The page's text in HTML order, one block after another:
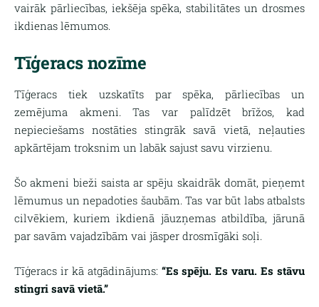
vairāk pārliecības, iekšēja spēka, stabilitātes un drosmes
ikdienas lēmumos.
Tīģeracs nozīme
Tīģeracs tiek uzskatīts par spēka, pārliecības un
zemējuma akmeni. Tas var palīdzēt brīžos, kad
nepieciešams nostāties stingrāk savā vietā, neļauties
apkārtējam troksnim un labāk sajust savu virzienu.
Šo akmeni bieži saista ar spēju skaidrāk domāt, pieņemt
lēmumus un nepadoties šaubām. Tas var būt labs atbalsts
cilvēkiem, kuriem ikdienā jāuzņemas atbildība, jārunā
par savām vajadzībām vai jāsper drosmīgāki soļi.
Tīģeracs ir kā atgādinājums: “Es spēju. Es varu. Es stāvu
stingri savā vietā.”